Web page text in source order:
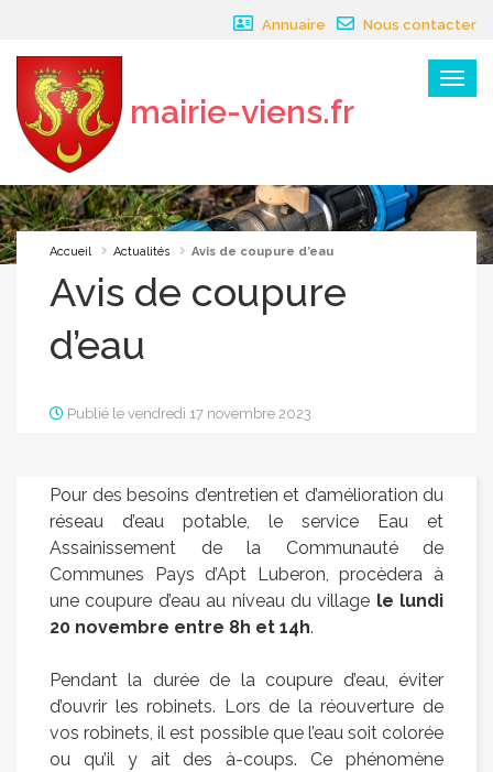
Annuaire Nous contacter
Menu
mairie-viens.fr
×
Accueil Actualités Avis de coupure d’eau
Avis de coupure
d’eau
Publié le vendredi 17 novembre 2023
Pour des besoins d’entretien et d’amélioration du
réseau d’eau potable, le service Eau et
Assainissement de la Communauté de
Communes Pays d’Apt Luberon, procèdera à
une coupure d’eau au niveau du village le lundi
20 novembre entre 8h et 14h.
Pendant la durée de la coupure d’eau, éviter
d’ouvrir les robinets. Lors de la réouverture de
vos robinets, il est possible que l’eau soit colorée
ou qu’il y ait des à-coups. Ce phénomène
Panneau de gestion des cookies